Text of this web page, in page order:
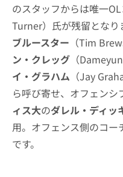
のスタッフからは唯一
Turner）氏が残留となり
ブルースター （Tim
ン・クレッグ （
イ・グラハム （Jay
ら呼び寄せ、オフェン
ィス大のダレル・ディッ
用。オフェンス側のコー
です。